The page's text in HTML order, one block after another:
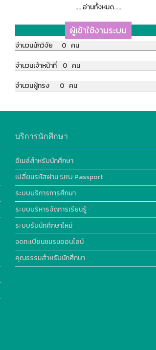
.....อ่านทั้งหมด.....
ผู้เข้าใช้งานระบบ
จำนวนนักวิจัย 0 คน
จำนวนเจ้าหน้าที่ 0 คน
จำนวนผู้ทรง 0 คน
บริการนักศึกษา
อีเมล์สำหรับนักศึกษา
เปลี่ยนรหัสผ่าน SRU Passport
ระบบบริการการศึกษา
ระบบบริหารจัดการเรียนรู้
ระบบรับนักศึกษาใหม่
จดทะเบียนชมรมออนไลน์
คุณธรรมสำหรับนักศึกษา